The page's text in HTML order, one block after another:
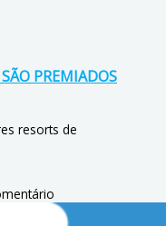
PREMIADOS
resorts de